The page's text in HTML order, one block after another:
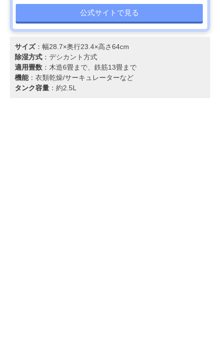
公式サイトで見る
サイズ：幅28.7×奥行23.4×高さ64cm
除湿方式 ：デシカント方式
適用畳数 ：木造6畳まで、鉄筋13畳まで
機能：衣類乾燥/サーキュレーターなど
タンク容量 ：約2.5L